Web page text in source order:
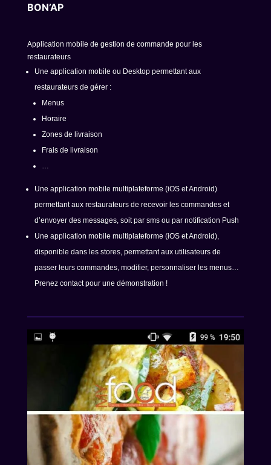
BON’AP
Application mobile de gestion de commande pour les
restaurateurs
Une application mobile ou Desktop permettant aux
restaurateurs de gérer :
Menus
Horaire
Zones de livraison
Frais de livraison
…
Une application mobile multiplateforme (iOS et Android)
permettant aux restaurateurs de recevoir les commandes et
d’envoyer des messages, soit par sms ou par notification Push
Une application mobile multiplateforme (iOS et Android),
disponible dans les stores, permettant aux utilisateurs de
passer leurs commandes, modifier, personnaliser les menus…
Prenez contact pour une démonstration !